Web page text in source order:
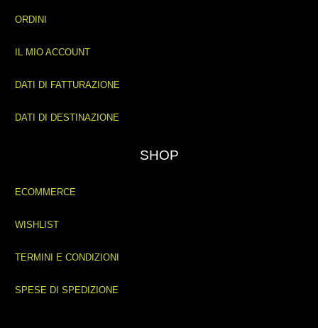
ORDINI
IL MIO ACCOUNT
DATI DI FATTURAZIONE
DATI DI DESTINAZIONE
SHOP
ECOMMERCE
WISHLIST
TERMINI E CONDIZIONI
SPESE DI SPEDIZIONE